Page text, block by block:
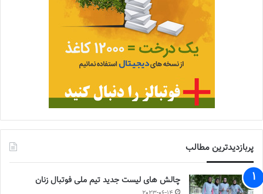
پربازدیدترین مطالب
چالش هاى ليست جدید تيم ملى فوتبال زنان